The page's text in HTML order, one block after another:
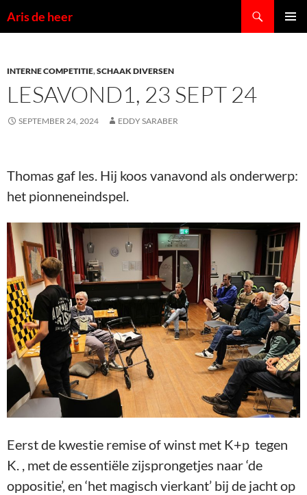
naar
Aris de heer
INTERNE COMPETITIE,SCHAAK DIVERSEN
LESAVOND1, 23 SEPT 24
SEPTEMBER 24, 2024 EDDY SARABER
Thomas gaf les. Hij koos vanavond als onderwerp:
het pionneneindspel.
Eerst de kwestie remise of winst met K+p tegen
K. , met de essentiële zijsprongetjes naar ‘de
oppositie’, en ‘het magisch vierkant’ bij de jacht op